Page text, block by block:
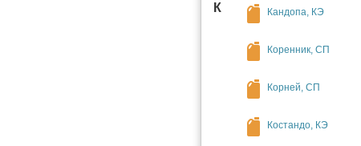
К Кандопа, КЭ
Коренник, СП
Корней, СП
Костандо, КЭ